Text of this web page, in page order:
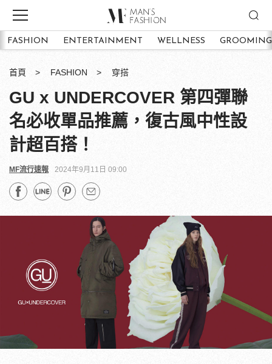
FASHION ENTERTAINMENT WELLNESS GROOMING
首頁 FASHION 穿搭
GU x UNDERCOVER 第四彈聯
名必收單品推薦，復古風中性設
計超百搭！
MF流行速報 2024年9月11日 09:00